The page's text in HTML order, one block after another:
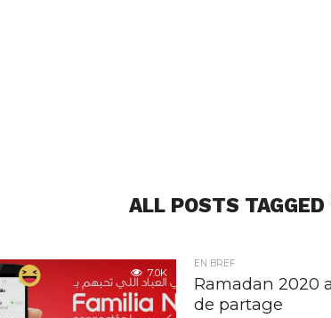
ALL POSTS
7.0K
EN BREF
Ramadan 2020
de partage